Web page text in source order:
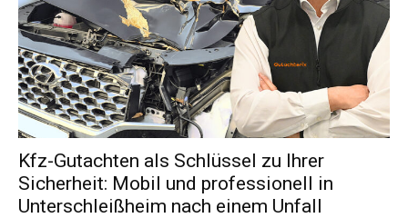
Kfz-Gutachten als Schlüssel zu Ihrer
Sicherheit: Mobil und professionell in
Unterschleißheim nach einem Unfall